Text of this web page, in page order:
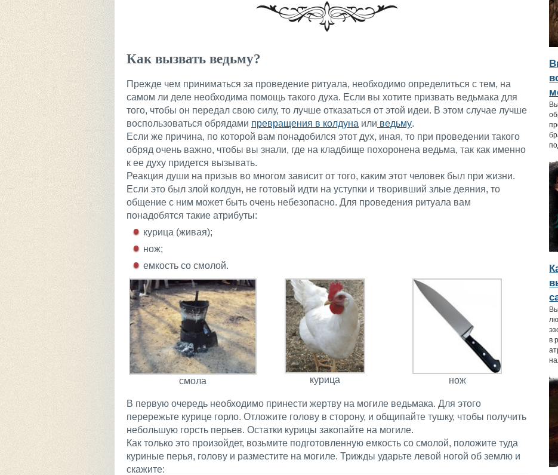
Как вызвать ведьму?
Прежде чем приниматься за проведение ритуала, необходимо определиться с тем, на
самом ли деле необходима помощь такого духа. Если вы хотите призвать ведьмака для
того, чтобы он передал свою силу, то лучше отказаться от этой идеи. В этом случае лучше
воспользоваться обрядами превращения в колдуна или ведьму.
Если же причина, по которой вам понадобился этот дух, иная, то при проведении такого
обряд очень важно, чтобы вы знали, где на кладбище похоронена ведьма, так как именно
к ее духу придется вызывать.
Реакция души на призыв во многом зависит от того, каким этот человек был при жизни.
Если это был злой колдун, не готовый идти на уступки и творивший злые деяния, то
общение с ним может быть очень небезопасно. Для проведения ритуала вам
понадобятся такие атрибуты:
курица (живая);
нож;
емкость со смолой.
смола курица нож
В первую очередь необходимо принести жертву на могиле ведьмака. Для этого
перережьте курице горло. Отложите голову в сторону, и общипайте тушку, чтобы получить
небольшую горсть перьев. Остатки курицы закопайте на могиле.
Как только это произойдет, возьмите подготовленную емкость со смолой, положите туда
куриные перья, голову и разместите на могиле. Трижды ударьте левой ногой об землю и
скажите:
в